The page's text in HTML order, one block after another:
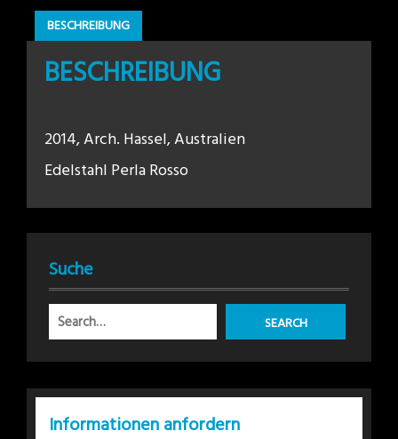
BESCHREIBUNG
BESCHREIBUNG
2014, Arch. Hassel, Australien
Edelstahl Perla Rosso
Suche
Informationen anfordern